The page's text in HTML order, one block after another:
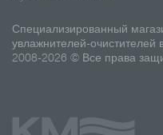
Специализированный
увлажнителей-очистителей
2008-2026 © Все права